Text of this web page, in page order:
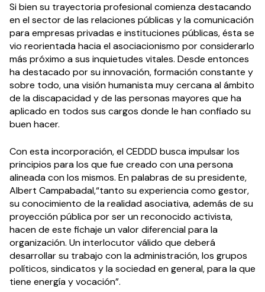
Si bien su trayectoria profesional comienza destacando
en el sector de las relaciones públicas y la comunicación
para empresas privadas e instituciones públicas, ésta se
vio reorientada hacia el asociacionismo por considerarlo
más próximo a sus inquietudes vitales. Desde entonces
ha destacado por su innovación, formación constante y
sobre todo, una visión humanista muy cercana al ámbito
de la discapacidad y de las personas mayores que ha
aplicado en todos sus cargos donde le han confiado su
buen hacer.
Con esta incorporación, el CEDDD busca impulsar los
principios para los que fue creado con una persona
alineada con los mismos. En palabras de su presidente,
Albert Campabadal,“tanto su experiencia como gestor,
su conocimiento de la realidad asociativa, además de su
proyección pública por ser un reconocido activista,
hacen de este fichaje un valor diferencial para la
organización. Un interlocutor válido que deberá
desarrollar su trabajo con la administración, los grupos
políticos, sindicatos y la sociedad en general, para la que
tiene energía y vocación”.